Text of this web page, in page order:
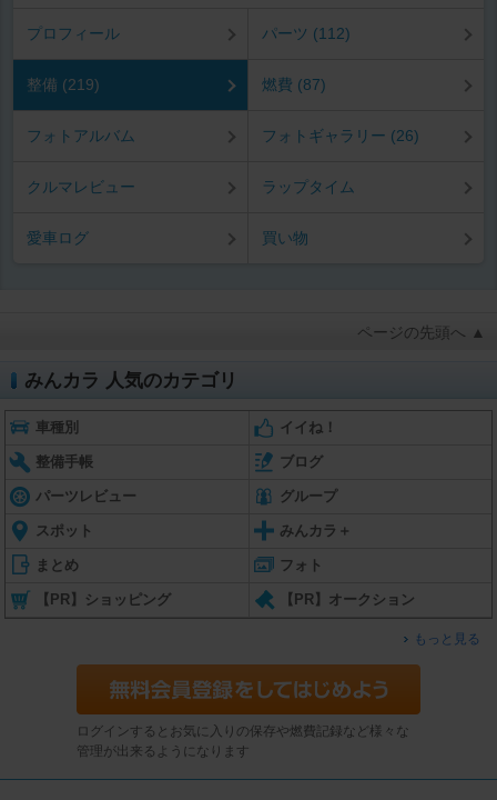
プロフィール パーツ (112)
整備 (219) 燃費 (87)
フォトアルバム フォトギャラリー (26)
クルマレビュー ラップタイム
愛車ログ 買い物
ページの先頭へ ▲
みんカラ 人気のカテゴリ
車種別 イイね！
整備手帳 ブログ
パーツレビュー グループ
スポット みんカラ＋
まとめ フォト
【PR】ショッピング 【PR】オークション
もっと見る
ログインするとお気に入りの保存や燃費記録など様々な
管理が出来るようになります